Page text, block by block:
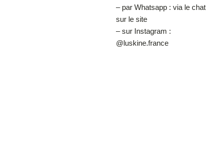
– par Whatsapp : via le chat
sur le site
– sur Instagram :
@luskine.france